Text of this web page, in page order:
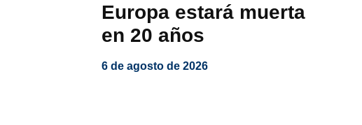
Europa estará muerta
en 20 años
6 de agosto de 2026